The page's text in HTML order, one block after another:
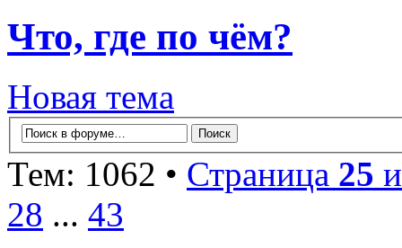
Что, где по чём?
Новая тема
Тем: 1062 • Страница 25
28 ... 43